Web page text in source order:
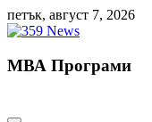
Skip
to
петък, август 7, 2026
МВА Програми